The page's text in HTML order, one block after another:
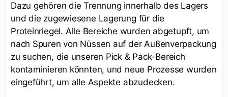
Dazu gehören die Trennung innerhalb des Lagers
und die zugewiesene Lagerung für die
Proteinriegel. Alle Bereiche wurden abgetupft, um
nach Spuren von Nüssen auf der Außenverpackung
zu suchen, die unseren Pick & Pack-Bereich
kontaminieren könnten, und neue Prozesse wurden
eingeführt, um alle Aspekte abzudecken.